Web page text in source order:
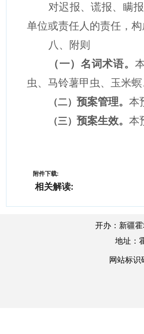
对迟报、谎报、瞒
单位或责任人的责任，
八、附则
（一）名词术语。
虫、马铃薯甲虫、 玉米螟
（二） 预案管理。 本
（三） 预案生效。 本
附件下载:
相关解读:
开办：新疆
地址：
网站标